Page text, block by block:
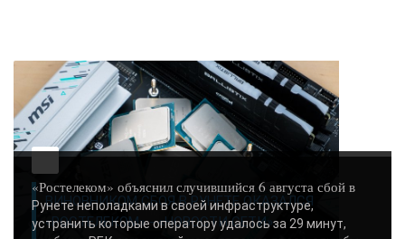
ВИНОВНИКОМ СБОЯ В РУНЕТЕ ОКАЗАЛСЯ
«РОСТЕЛЕКОМ» - «НОВОСТИ СЕТИ»..
«Ростелеком» объяснил случившийся 6 августа сбой в
Рунете неполадками в своей инфраструктуре,
устранить которые оператору удалось за 29 минут,